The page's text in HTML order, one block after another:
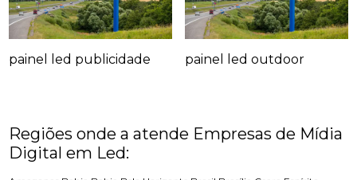
painel led publicidade painel led outdoor
Regiões onde a atende Empresas de Mídia
Digital em Led: